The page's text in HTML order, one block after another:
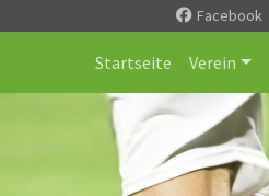
Facebook
Startseite Verein